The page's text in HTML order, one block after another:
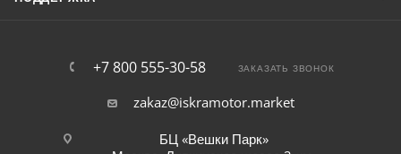
+7 800 555-30-58 ЗАКАЗАТЬ ЗВОНОК
zakaz@iskramotor.market
БЦ «Вешки Парк»